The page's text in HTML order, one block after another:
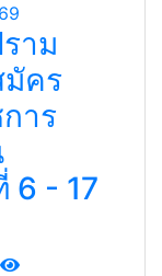
ร
.ค.